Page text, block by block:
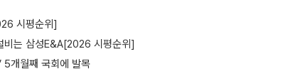
시평순위]
비는 삼성E&A[2026 시평순위]
5개월째 국회에 발목